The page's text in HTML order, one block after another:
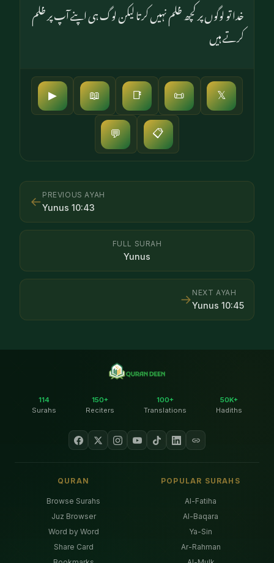
خدا تو لوگوں پر کچھ ظلم نہیں کرتا لیکن لوگ ہی اپنے آپ پر ظلم
کرتے ہیں
▶ 📖 📑 📜 𝕏
💬 📋
← PREVIOUS AYAH
Yunus 10:43
FULL SURAH
Yunus
NEXT AYAH
Yunus 10:45
→
114
Surahs
150+
Reciters
100+
Translations
50K+
Hadiths
QURAN
Browse Surahs
Juz Browser
Word by Word
Share Card
POPULAR SURAHS
Al-Fatiha
Al-Baqara
Ya-Sin
Ar-Rahman